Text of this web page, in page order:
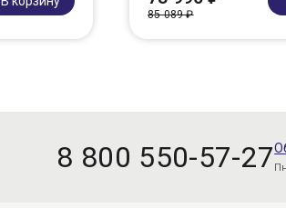
85 089 ₽
8 800 550-57-27